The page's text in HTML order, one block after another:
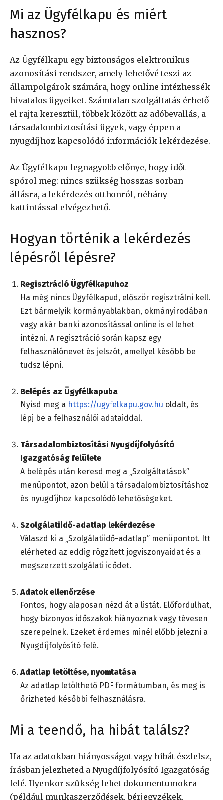
Mi az Ügyfélkapu és miért
hasznos?
Az Ügyfélkapu egy biztonságos elektronikus
azonosítási rendszer, amely lehetővé teszi az
állampolgárok számára, hogy online intézhessék
hivatalos ügyeiket. Számtalan szolgáltatás érhető
el rajta keresztül, többek között az adóbevallás, a
társadalombiztosítási ügyek, vagy éppen a
nyugdíjhoz kapcsolódó információk lekérdezése.
Az Ügyfélkapu legnagyobb előnye, hogy időt
spórol meg: nincs szükség hosszas sorban
állásra, a lekérdezés otthonról, néhány
kattintással elvégezhető.
Hogyan történik a lekérdezés
lépésről lépésre?
Regisztráció Ügyfélkapuhoz
Ha még nincs Ügyfélkapud, először regisztrálni kell.
Ezt bármelyik kormányablakban, okmányirodában
vagy akár banki azonosítással online is el lehet
intézni. A regisztráció során kapsz egy
felhasználónevet és jelszót, amellyel később be
tudsz lépni.
Belépés az Ügyfélkapuba
Nyisd meg a https://ugyfelkapu.gov.hu oldalt, és
lépj be a felhasználói adataiddal.
Társadalombiztosítási Nyugdíjfolyósító
Igazgatóság felülete
A belépés után keresd meg a „Szolgáltatások”
menüpontot, azon belül a társadalombiztosításhoz
és nyugdíjhoz kapcsolódó lehetőségeket.
Szolgálatiidő-adatlap lekérdezése
Válaszd ki a „Szolgálatiidő-adatlap” menüpontot. Itt
elérheted az eddig rögzített jogviszonyaidat és a
megszerzett szolgálati idődet.
Adatok ellenőrzése
Fontos, hogy alaposan nézd át a listát. Előfordulhat,
hogy bizonyos időszakok hiányoznak vagy tévesen
szerepelnek. Ezeket érdemes minél előbb jelezni a
Nyugdíjfolyósító felé.
Adatlap letöltése, nyomtatása
Az adatlap letölthető PDF formátumban, és meg is
őrizheted későbbi felhasználásra.
Mi a teendő, ha hibát találsz?
Ha az adatokban hiányosságot vagy hibát észlelsz,
írásban jelezheted a Nyugdíjfolyósító Igazgatóság
felé. Ilyenkor szükség lehet dokumentumokra
(például munkaszerződések, bérjegyzékek,